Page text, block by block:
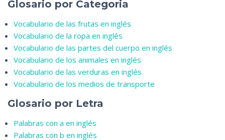
Glosario por Categoria
Vocabulario de las frutas en inglés
Vocabulario de la ropa en inglés
Vocabulario de las partes del cuerpo en inglés
Vocabulario de los animales en inglés
Vocabulario de las verduras en inglés
Vocabulario de los medios de transporte
Glosario por Letra
Palabras con a en inglés
Palabras con b en inglés